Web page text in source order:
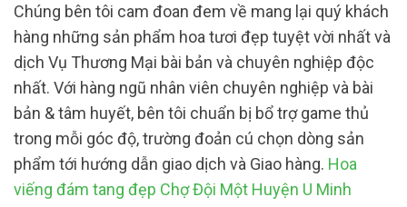
Chúng bên tôi cam đoan đem về mang lại quý khách
hàng những sản phẩm hoa tươi đẹp tuyệt vời nhất và
dịch Vụ Thương Mại bài bản và chuyên nghiệp độc
nhất. Với hàng ngũ nhân viên chuyên nghiệp và bài
bản & tâm huyết, bên tôi chuẩn bị bổ trợ game thủ
trong mỗi góc độ, trường đoản cú chọn dòng sản
phẩm tới hướng dẫn giao dịch và Giao hàng. Hoa
viếng đám tang đẹp Chợ Đội Một Huyện U Minh